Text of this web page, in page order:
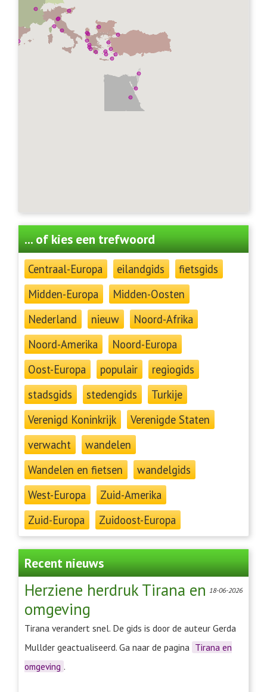
... of kies een trefwoord
Centraal-Europa eilandgids
fietsgids
Midden-Europa
Midden-Oosten
Nederland
nieuw
Noord-Afrika
Noord-Amerika
Noord-Europa
Oost-Europa
populair
regiogids
stadsgids
stedengids
Turkije
Verenigd Koninkrijk
Verenigde Staten
verwacht
wandelen
Wandelen en fietsen
wandelgids
West-Europa
Zuid-Amerika
Zuid-Europa
Zuidoost-Europa
Recent nieuws
18-06-2026
Herziene herdruk Tirana en
omgeving
Tirana verandert snel. De gids is door de auteur Gerda
Mullder geactualiseerd. Ga naar de pagina Tirana en
omgeving .